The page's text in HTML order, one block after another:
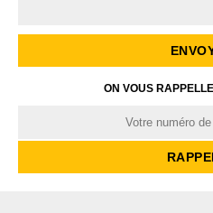
ON VOUS